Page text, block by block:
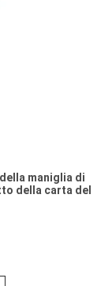
maniglia di
della carta del